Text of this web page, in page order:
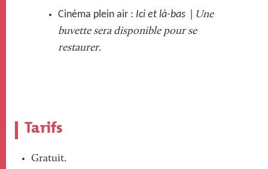
Cinéma plein air : Ici et là-bas
Une
buvette sera disponible pour se
restaurer.
Tarifs
Gratuit.